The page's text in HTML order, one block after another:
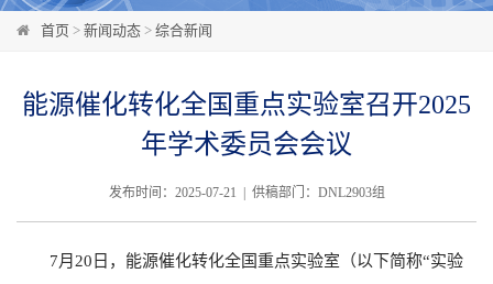
首页 > 新闻动态 > 综合新闻
能源催化转化全国重点实验室召开2025
年学术委员会会议
发布时间：2025-07-21 | 供稿部门：DNL2903组
7月20日，能源催化转化全国重点实验室（以下简称“实验